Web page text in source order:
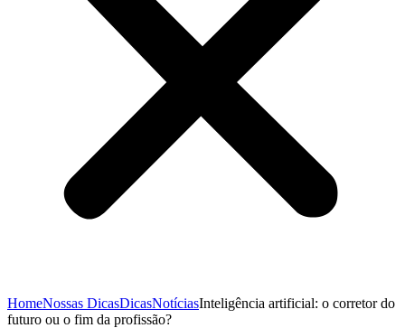
HomeNossas DicasDicasNotíciasInteligência artificial: o corretor do
futuro ou o fim da profissão?